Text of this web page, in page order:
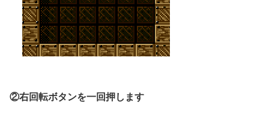
②右回転ボタンを一回押します